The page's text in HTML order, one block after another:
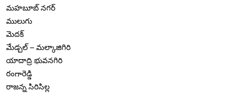
మహబూబ్ నగర్
ములుగు
మెదక్
మేడ్చల్ – మల్కాజిగిరి
యాదాద్రి భువనగిరి
రంగారెడ్డి
రాజన్న సిరిసిల్ల